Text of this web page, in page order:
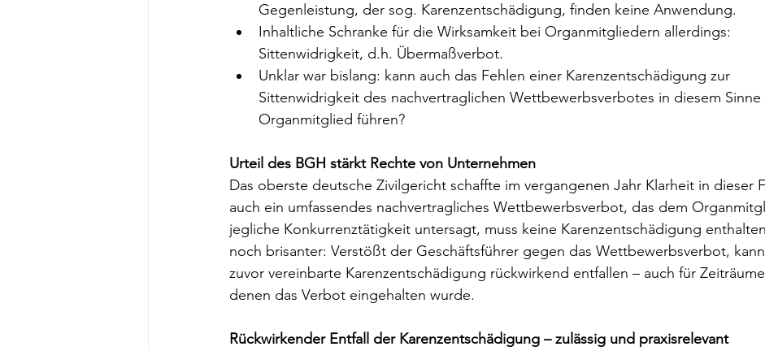
Gegenleistung, der sog. Karenzentschädigung, finden keine Anwendung.
Inhaltliche Schranke für die Wirksamkeit bei Organmitgliedern allerdings:
Sittenwidrigkeit, d.h. Übermaßverbot.
Unklar war bislang: kann auch das Fehlen einer Karenzentschädigung zur
Sittenwidrigkeit des nachvertraglichen Wettbewerbsverbotes in diesem Sinne
Organmitglied führen?
Urteil des BGH stärkt Rechte von Unternehmen
Das oberste deutsche Zivilgericht schaffte im vergangenen Jahr Klarheit in dieser
auch ein umfassendes nachvertragliches Wettbewerbsverbot, das dem
jegliche Konkurrenztätigkeit untersagt, muss keine Karenzentschädigung
noch brisanter: Verstößt der Geschäftsführer gegen das Wettbewerbsverbot,
zuvor vereinbarte Karenzentschädigung rückwirkend entfallen – auch für
denen das Verbot eingehalten wurde.
Rückwirkender Entfall der Karenzentschädigung – zulässig und praxisrelevant